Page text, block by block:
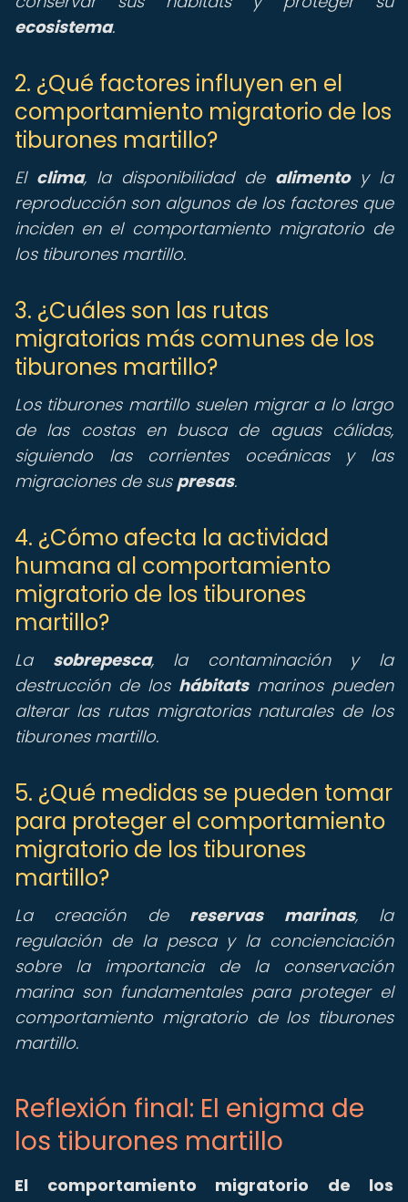
ecosistema.
2. ¿Qué factores influyen en el
comportamiento migratorio de los
tiburones martillo?
El clima, la disponibilidad de alimentoy la
reproducción son algunos de los factores que
inciden en el comportamiento migratorio de
los tiburones martillo.
3. ¿Cuáles son las rutas
migratorias más comunes de los
tiburones martillo?
Los tiburones martillo suelen migrar a lo largo
de las costas en busca de aguas cálidas,
siguiendo las corrientes oceánicas y las
migraciones de sus presas.
4. ¿Cómo afecta la actividad
humana al comportamiento
migratorio de los tiburones
martillo?
La sobrepesca, la contaminación y la
destrucción de los hábitatsmarinos pueden
alterar las rutas migratorias naturales de los
tiburones martillo.
5. ¿Qué medidas se pueden tomar
para proteger el comportamiento
migratorio de los tiburones
martillo?
La creación de reservas marinas, la
regulación de la pesca y la concienciación
sobre la importancia de la conservación
marina son fundamentales para proteger el
comportamiento migratorio de los tiburones
martillo.
Reflexión final: El enigma de
los tiburones martillo
El comportamiento migratorio de los